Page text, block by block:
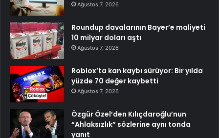
Ağustos 7, 2026
Roundup davalarının Bayer’e maliyeti
10 milyar doları aştı
Ağustos 7, 2026
Roblox’ta kan kaybı sürüyor: Bir yılda
yüzde 70 değer kaybetti
Ağustos 7, 2026
Özgür Özel’den Kılıçdaroğlu’nun
“Ahlaksızlık” sözlerine aynı tonda
yanıt